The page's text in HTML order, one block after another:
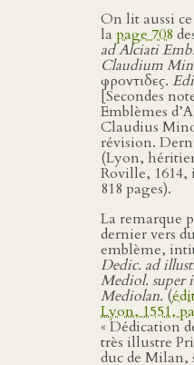
On lit aussi
la page 708
ad Alciati
Claudium
φροντιδες.
[Secondes
Emblèmes
Claudius
révision.
(Lyon,
Roville, 1614,
818 pages).
La remarque
dernier vers
emblème,
Dedic. ad
Mediol. super
Mediolan.(
Lyon, 1551,
« Dédication
très illustre
duc de Milan,